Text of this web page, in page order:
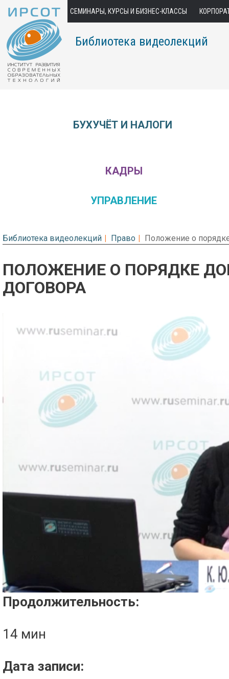
СЕМИНАРЫ, КУРСЫ И БИЗНЕС-КЛАССЫ
Библиотека видеолекций
БУХУЧЁТ И НАЛОГИ
КАДРЫ
УПРАВЛЕНИЕ
Библиотека видеолекций Право Положение о
ПОЛОЖЕНИЕ О ПОРЯДКЕ
ДОГОВОРА
Предварительный просмотр.
Продолжительность:
14 мин
Дата записи: